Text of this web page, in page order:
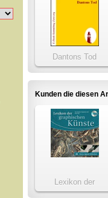
Dantons Tod
Kunden die diesen
Lexikon der
graphischen